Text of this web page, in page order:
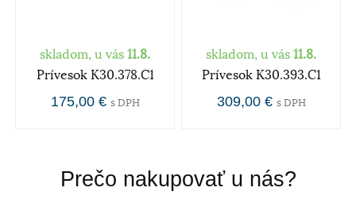
skladom, u vás 11.8.
Prívesok K30.378.C1
175,00 € s DPH
skladom, u vás 11.8.
Prívesok K30.393.C1
309,00 € s DPH
Prečo nakupovať u nás?